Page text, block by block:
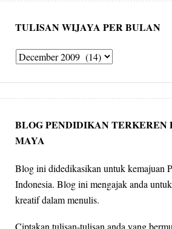
TULISAN WIJAYA PER BULAN
Tulisan
per
bulan
BLOG PENDIDIKAN TERKEREN
MAYA
Blog ini didedikasikan untuk kemajuan
Indonesia. Blog ini mengajak anda
kreatif dalam menulis.
Ciptakan tulisan-tulisan anda yang